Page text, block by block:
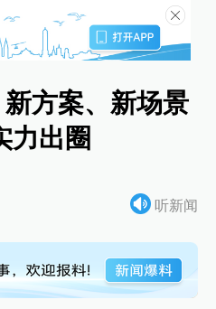
方案、新场景
力出圈
听新闻